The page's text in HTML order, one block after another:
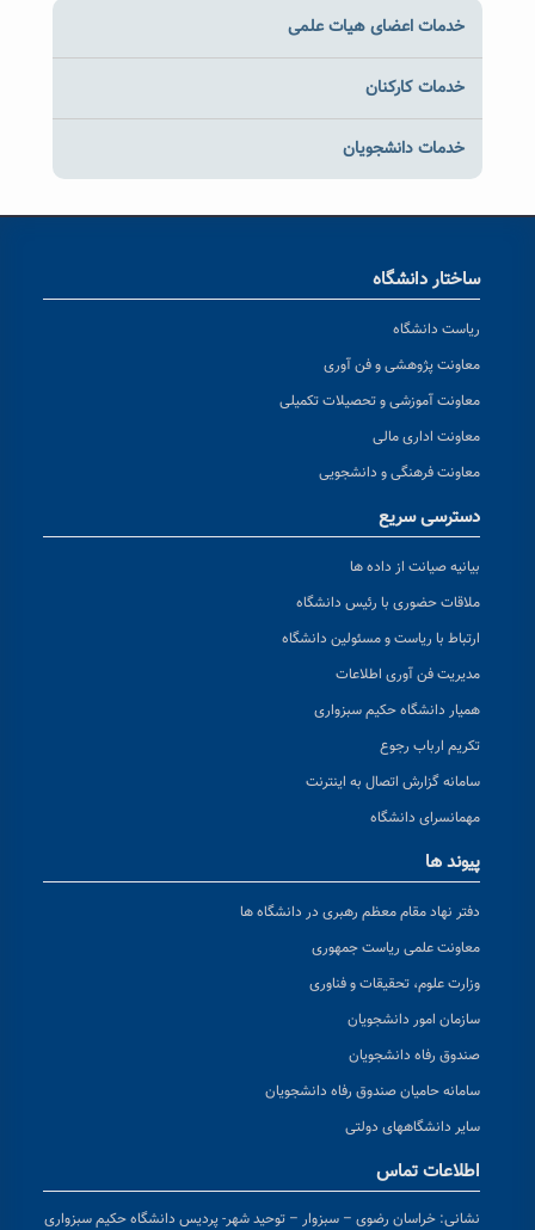
خدمات اعضای هیات علمی
خدمات کارکنان
خدمات دانشجویان
ساختار دانشگاه
ریاست دانشگاه
معاونت پژوهشی و فن آوری
معاونت آموزشی و تحصیلات تکمیلی
معاونت اداری مالی
معاونت فرهنگی و دانشجویی
دسترسی سریع
بیانیه صیانت از داده ها
ملاقات حضوری با رئیس دانشگاه
ارتباط با ریاست و مسئولین دانشگاه
مدیریت فن آوری اطلاعات
همیار دانشگاه حکیم سبزواری
تکریم ارباب رجوع
سامانه گزارش اتصال به اینترنت
مهمانسرای دانشگاه
پیوند ها
دفتر نهاد مقام معظم رهبری در دانشگاه ها
معاونت علمی ریاست جمهوری
وزارت علوم، تحقیقات و فناوری
سازمان امور دانشجویان
صندوق رفاه دانشجویان
سامانه حامیان صندوق رفاه دانشجویان
سایر دانشگاههای دولتی
اطلاعات تماس
نشانی: خراسان رضوی – سبزوار – توحید شهر- پردیس دانشگاه حکیم سبزواری